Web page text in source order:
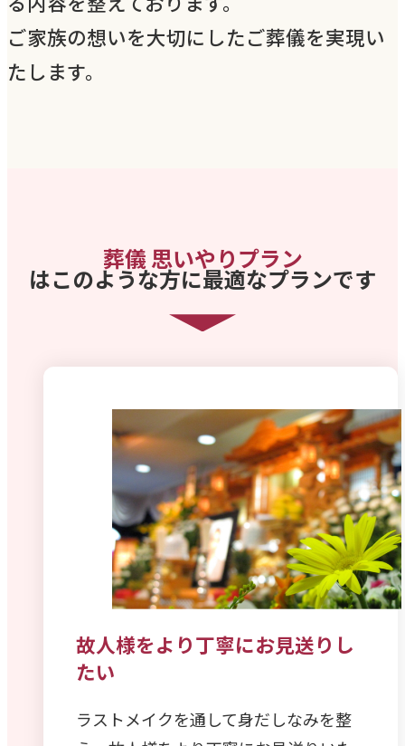
ご家族の想いを大切にしたご葬儀を実現い
たします。
葬儀 思いやりプラン
はこのような方に最適なプランです
故人様をより丁寧にお見送りし
たい
ラストメイクを通して身だしなみを整